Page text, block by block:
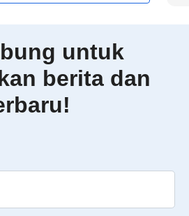
untuk
berita dan